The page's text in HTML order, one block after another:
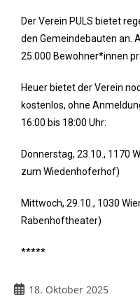
Der Verein PULS bietet
den Gemeindebauten an.
25.000 Bewohner*innen
Heuer bietet der Verein
kostenlos, ohne
16:00 bis 18:00 Uhr:
Donnerstag, 23.10., 1170
zum Wiedenhoferhof)
Mittwoch, 29.10., 1030
Rabenhoftheater)
*****
18. Oktober 2025